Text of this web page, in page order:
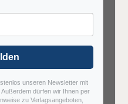
unseren Newsletter mit
dürfen wir Ihnen per
zu Verlagsangeboten,